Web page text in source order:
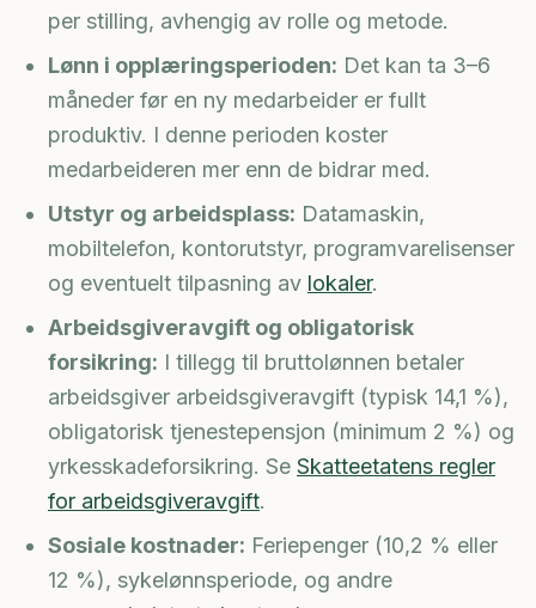
per stilling, avhengig av rolle og metode.
Lønn i opplæringsperioden: Det kan ta 3–6
måneder før en ny medarbeider er fullt
produktiv. I denne perioden koster
medarbeideren mer enn de bidrar med.
Utstyr og arbeidsplass: Datamaskin,
mobiltelefon, kontorutstyr, programvarelisenser
og eventuelt tilpasning av lokaler.
Arbeidsgiveravgift og obligatorisk
forsikring: I tillegg til bruttolønnen betaler
arbeidsgiver arbeidsgiveravgift (typisk 14,1 %),
obligatorisk tjenestepensjon (minimum 2 %) og
yrkesskadeforsikring. Se Skatteetatens regler
for arbeidsgiveravgift.
Sosiale kostnader: Feriepenger (10,2 % eller
12 %), sykelønnsperiode, og andre